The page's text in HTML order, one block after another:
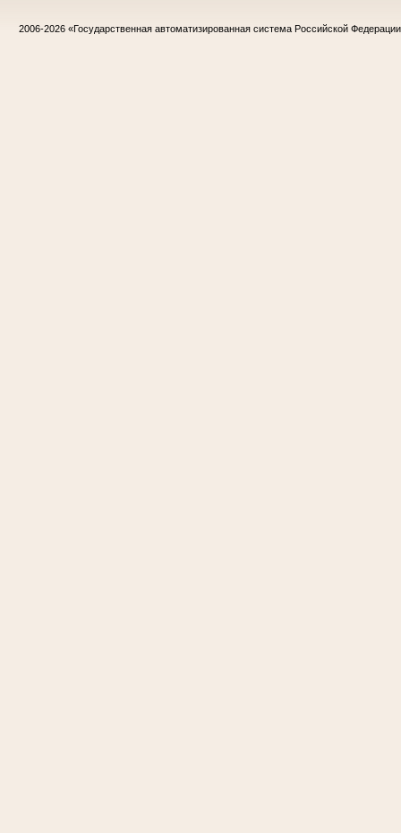
2006-2026 «Государственная автоматизированная система Российской